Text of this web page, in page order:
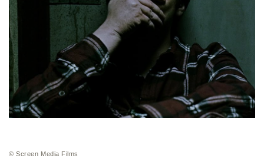
© Screen Media Films